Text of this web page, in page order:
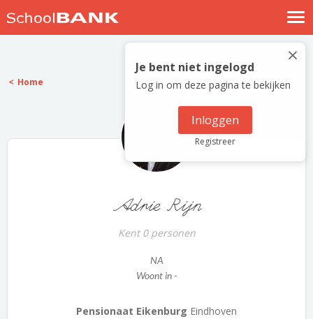
Nostalgische verhalen
Log in
Meld je gratis aan
×
Je bent niet ingelogd
Log in om deze pagina te bekijken
Inloggen
Registreer
Home
Adrie Rijn
Kent 0 personen
NA
Woont in -
Pensionaat Eikenburg Eindhoven